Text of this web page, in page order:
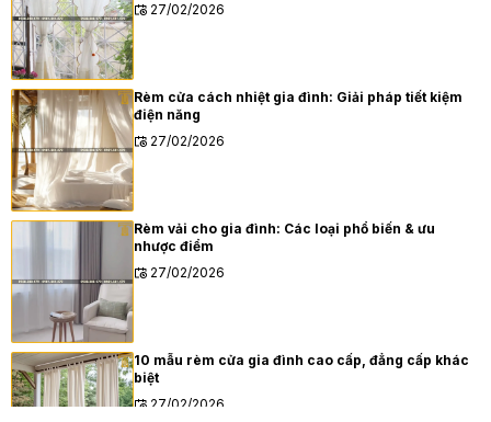
27/02/2026
Rèm cửa cách nhiệt gia đình: Giải pháp tiết kiệm
điện năng
27/02/2026
Rèm vải cho gia đình: Các loại phổ biến & ưu
nhược điểm
27/02/2026
10 mẫu rèm cửa gia đình cao cấp, đẳng cấp khác
biệt
27/02/2026